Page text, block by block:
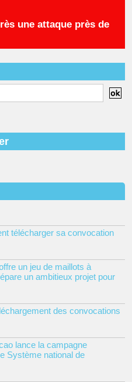
une attaque près de
télécharger sa convocation
un jeu de maillots à
un ambitieux projet pour
des convocations
lance la campagne
Système national de